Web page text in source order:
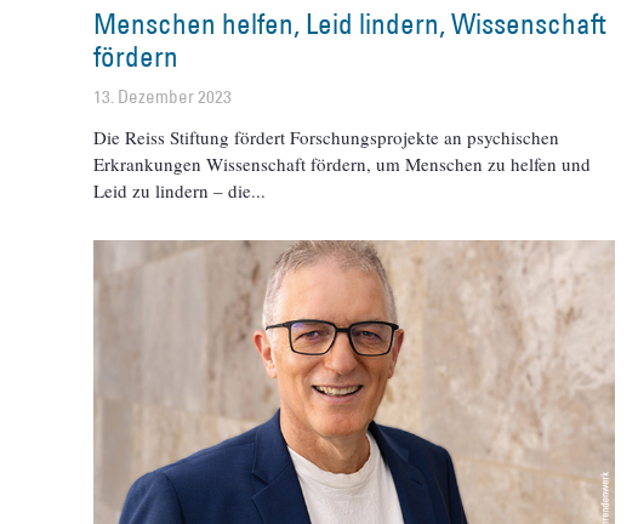
Menschen helfen, Leid lindern, Wissenschaft
fördern
13. Dezember 2023
Die Reiss Stiftung fördert Forschungsprojekte an psychischen
Erkrankungen Wissenschaft fördern, um Menschen zu helfen und
Leid zu lindern – die